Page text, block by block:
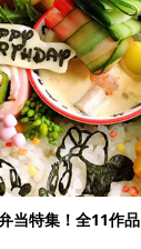
当特集！全11作品